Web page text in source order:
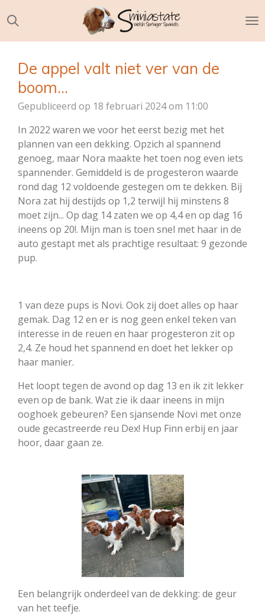
direct
naar
hoofdinhoud
De appel valt niet ver van de
boom...
Gepubliceerd op 18 februari 2024 om 11:00
In 2022 waren we voor het eerst bezig met het
plannen van een dekking. Opzich al spannend
genoeg, maar Nora maakte het toen nog even iets
spannender. Gemiddeld is de progesteron waarde
rond dag 12 voldoende gestegen om te dekken. Bij
Nora zat hij destijds op 1,2 terwijl hij minstens 8
moet zijn... Op dag 14 zaten we op 4,4 en op dag 16
ineens op 20!. Mijn man is toen snel met haar in de
auto gestapt met als prachtige resultaat: 9 gezonde
pup.
1 van deze pups is Novi. Ook zij doet alles op haar
gemak. Dag 12 en er is nog geen enkel teken van
interesse in de reuen en haar progesteron zit op
2,4. Ze houd het spannend en doet het lekker op
haar manier.
Het loopt tegen de avond op dag 13 en ik zit lekker
even op de bank. Wat zie ik daar ineens in mijn
ooghoek gebeuren? Een sjansende Novi met onze
oude gecastreerde reu Dex! Hup Finn erbij en jaar
hoor, daar gaan ze.
Een belangrijk onderdeel van de dekking: de geur
van het teefje.